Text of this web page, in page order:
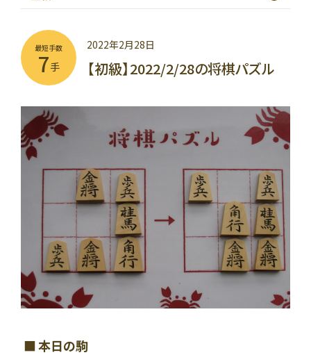
最短手数
7手
2022年2月28日
【初級】2022/2/28の将棋パズル
本日の駒